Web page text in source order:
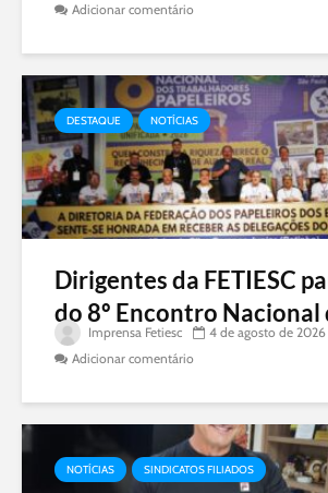
Adicionar comentário
DESTAQUE NOTÍCIAS
Dirigentes da FETIESC
do 8º Encontro Nacional
Imprensa Fetiesc 4 de agosto de 2026
Adicionar comentário
NOTÍCIAS SINDICATOS FILIADOS